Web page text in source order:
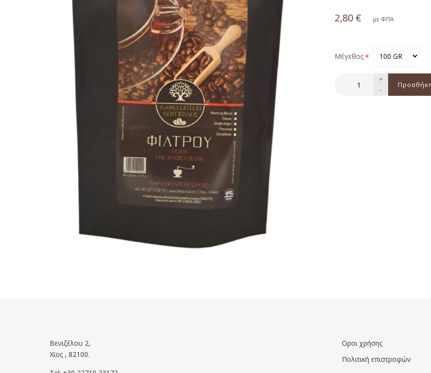
2,80 € με ΦΠΑ
Μέγεθος
-
+
Βενιζέλου 2,
Χϊος , 82100.
Οροι χρήσης
Πολιτική επιστροφών